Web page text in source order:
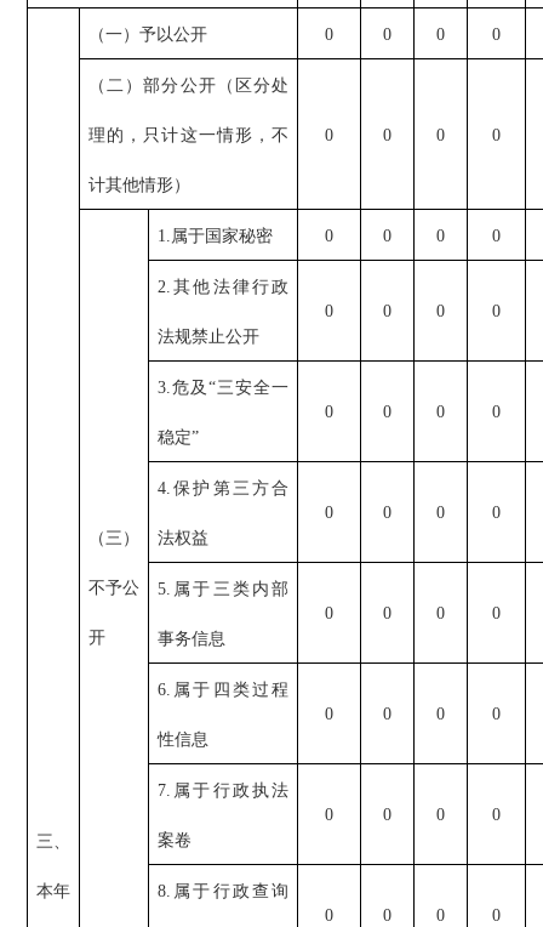
三、
本年
（一）予以公开 0 0 0 0
（二）部分公开（区分处
理的，只计这一情形，不
计其他情形）
0 0 0 0
（三）
不予公
开
1.属于国家秘密 0 0 0 0
2.其他法律行政
法规禁止公开
0 0 0 0
3.危及“三安全一
稳定”
0 0 0 0
4.保护第三方合
法权益
0 0 0 0
5.属于三类内部
事务信息
0 0 0 0
6.属于四类过程
性信息
0 0 0 0
7.属于行政执法
案卷
0 0 0 0
8.属于行政查询
0 0 0 0